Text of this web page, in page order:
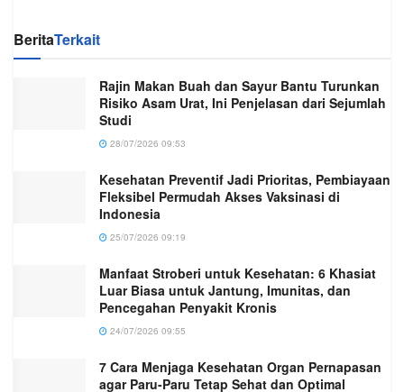
BeritaTerkait
Rajin Makan Buah dan Sayur Bantu Turunkan
Risiko Asam Urat, Ini Penjelasan dari Sejumlah
Studi
28/07/2026 09:53
Kesehatan Preventif Jadi Prioritas, Pembiayaan
Fleksibel Permudah Akses Vaksinasi di
Indonesia
25/07/2026 09:19
Manfaat Stroberi untuk Kesehatan: 6 Khasiat
Luar Biasa untuk Jantung, Imunitas, dan
Pencegahan Penyakit Kronis
24/07/2026 09:55
7 Cara Menjaga Kesehatan Organ Pernapasan
agar Paru-Paru Tetap Sehat dan Optimal